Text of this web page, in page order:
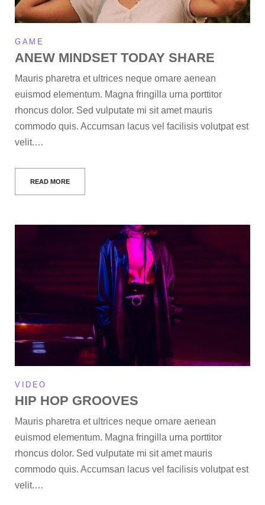
GAME
ANEW MINDSET TODAY SHARE
Mauris pharetra et ultrices neque ornare aenean
euismod elementum. Magna fringilla urna porttitor
rhoncus dolor. Sed vulputate mi sit amet mauris
commodo quis. Accumsan lacus vel facilisis volutpat est
velit.…
READ MORE
VIDEO
HIP HOP GROOVES
Mauris pharetra et ultrices neque ornare aenean
euismod elementum. Magna fringilla urna porttitor
rhoncus dolor. Sed vulputate mi sit amet mauris
commodo quis. Accumsan lacus vel facilisis volutpat est
velit.…